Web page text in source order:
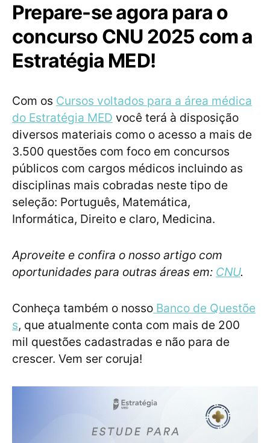
Prepare-se agora para o
concurso CNU 2025 com a
Estratégia MED!
Com os Cursos voltados para a área médica
do Estratégia MED você terá à disposição
diversos materiais como o acesso a mais de
3.500 questões com foco em concursos
públicos com cargos médicos incluindo as
disciplinas mais cobradas neste tipo de
seleção: Português, Matemática,
Informática, Direito e claro, Medicina.
Aproveite e confira o nosso artigo com
oportunidades para outras áreas em: CNU.
Conheça também o nosso Banco de Questõe
s, que atualmente conta com mais de 200
mil questões cadastradas e não para de
crescer. Vem ser coruja!